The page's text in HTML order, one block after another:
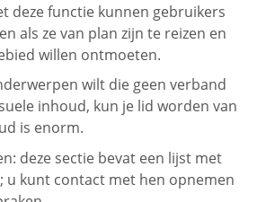
deze functie kunnen gebruikers
als ze van plan zijn te reizen en
willen ontmoeten.
wilt die geen verband
inhoud, kun je lid worden van
is enorm.
deze sectie bevat een lijst met
u kunt contact met hen opnemen